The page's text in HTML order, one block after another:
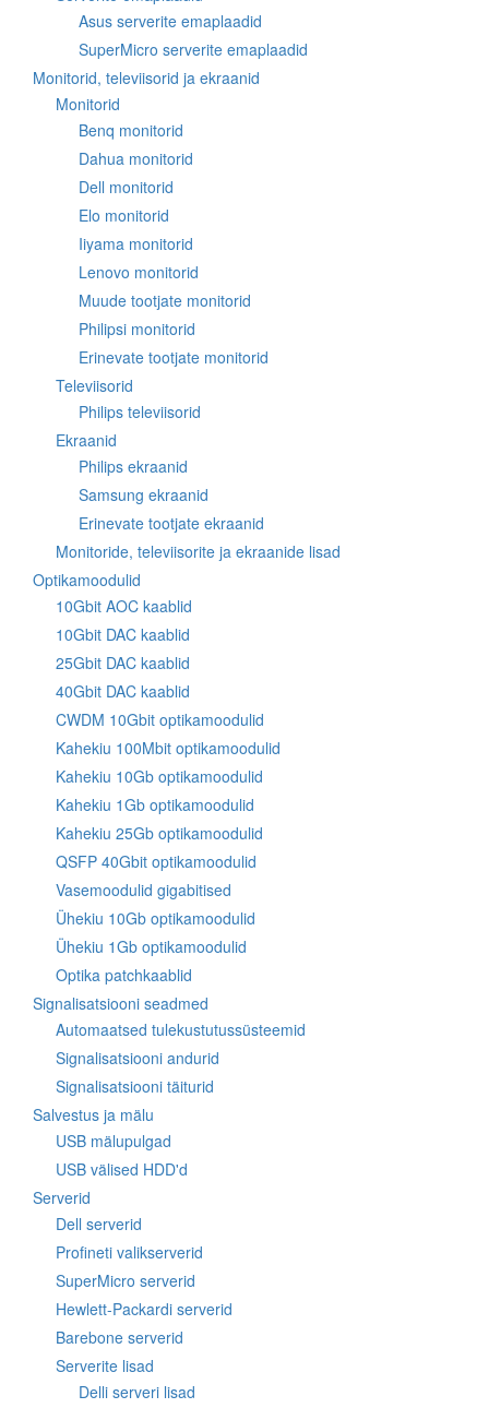
Asus serverite emaplaadid
SuperMicro serverite emaplaadid
Monitorid, televiisorid ja ekraanid
Monitorid
Benq monitorid
Dahua monitorid
Dell monitorid
Elo monitorid
Iiyama monitorid
Lenovo monitorid
Muude tootjate monitorid
Philipsi monitorid
Erinevate tootjate monitorid
Televiisorid
Philips televiisorid
Ekraanid
Philips ekraanid
Samsung ekraanid
Erinevate tootjate ekraanid
Monitoride, televiisorite ja ekraanide lisad
Optikamoodulid
10Gbit AOC kaablid
10Gbit DAC kaablid
25Gbit DAC kaablid
40Gbit DAC kaablid
CWDM 10Gbit optikamoodulid
Kahekiu 100Mbit optikamoodulid
Kahekiu 10Gb optikamoodulid
Kahekiu 1Gb optikamoodulid
Kahekiu 25Gb optikamoodulid
QSFP 40Gbit optikamoodulid
Vasemoodulid gigabitised
Ühekiu 10Gb optikamoodulid
Ühekiu 1Gb optikamoodulid
Optika patchkaablid
Signalisatsiooni seadmed
Automaatsed tulekustutussüsteemid
Signalisatsiooni andurid
Signalisatsiooni täiturid
Salvestus ja mälu
USB mälupulgad
USB välised HDD'd
Serverid
Dell serverid
Profineti valikserverid
SuperMicro serverid
Hewlett-Packardi serverid
Barebone serverid
Serverite lisad
Delli serveri lisad